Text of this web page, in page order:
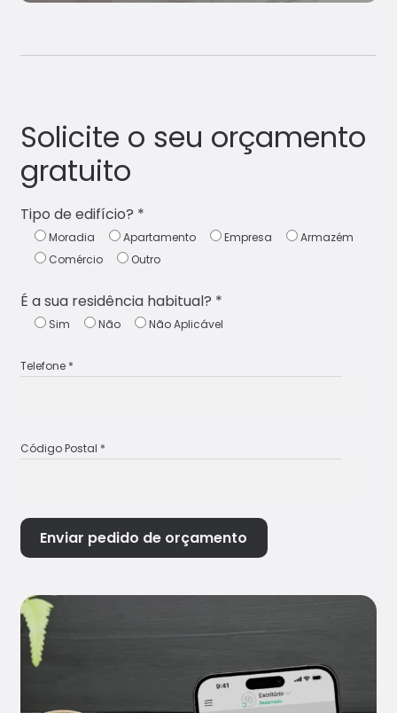
Solicite o seu orçamento
gratuito
Tipo de edifício? *
Moradia Apartamento Empresa
Armazém
Comércio
Outro
É a sua residência habitual? *
Sim Não Não Aplicável
Telefone *
Código Postal *